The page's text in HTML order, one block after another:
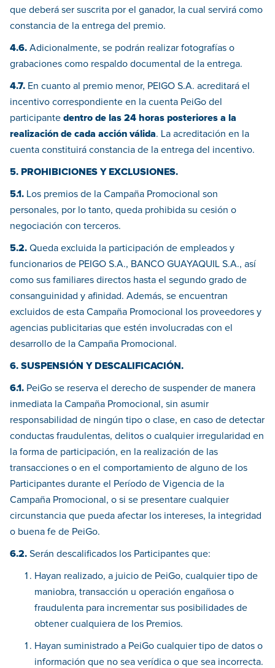
que deberá ser suscrita por el ganador, la cual servirá como
constancia de la entrega del premio.
4.6. Adicionalmente, se podrán realizar fotografías o
grabaciones como respaldo documental de la entrega.
4.7. En cuanto al premio menor, PEIGO S.A. acreditará el
incentivo correspondiente en la cuenta PeiGo del
participante dentro de las 24 horas posteriores a la
realización de cada acción válida. La acreditación en la
cuenta constituirá constancia de la entrega del incentivo.
5. PROHIBICIONES Y EXCLUSIONES.
5.1. Los premios de la Campaña Promocional son
personales, por lo tanto, queda prohibida su cesión o
negociación con terceros.
5.2. Queda excluida la participación de empleados y
funcionarios de PEIGO S.A., BANCO GUAYAQUIL S.A., así
como sus familiares directos hasta el segundo grado de
consanguinidad y afinidad. Además, se encuentran
excluidos de esta Campaña Promocional los proveedores y
agencias publicitarias que estén involucradas con el
desarrollo de la Campaña Promocional.
6. SUSPENSIÓN Y DESCALIFICACIÓN.
6.1. PeiGo se reserva el derecho de suspender de manera
inmediata la Campaña Promocional, sin asumir
responsabilidad de ningún tipo o clase, en caso de detectar
conductas fraudulentas, delitos o cualquier irregularidad en
la forma de participación, en la realización de las
transacciones o en el comportamiento de alguno de los
Participantes durante el Período de Vigencia de la
Campaña Promocional, o si se presentare cualquier
circunstancia que pueda afectar los intereses, la integridad
o buena fe de PeiGo.
6.2. Serán descalificados los Participantes que:
Hayan realizado, a juicio de PeiGo, cualquier tipo de
maniobra, transacción u operación engañosa o
fraudulenta para incrementar sus posibilidades de
obtener cualquiera de los Premios.
Hayan suministrado a PeiGo cualquier tipo de datos o
información que no sea verídica o que sea incorrecta.